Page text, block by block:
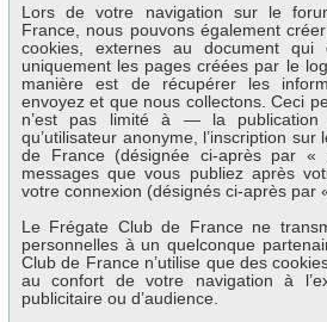
Lors de votre navigation sur le
France, nous pouvons également
cookies, externes au document
uniquement les pages créées par le
manière est de récupérer les
envoyez et que nous collectons. Ceci
n’est pas limité à — la
qu’utilisateur anonyme, l’inscription
de France (désignée ci-après par
messages que vous publiez après
votre connexion (désignés ci-après par
Le Frégate Club de France ne
personnelles à un quelconque
Club de France n’utilise que des
au confort de votre navigation à
publicitaire ou d’audience.